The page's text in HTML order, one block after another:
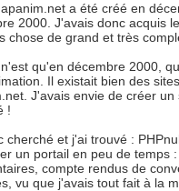
a été créé en
2000. J'avais donc acquis
chose de grand et très
qu'en décembre 2000,
Il existait bien des
J'avais envie de créer
!
cherché et j'ai trouvé :
un portail en peu de temps
compte rendus de
vu que j'avais tout fait à la